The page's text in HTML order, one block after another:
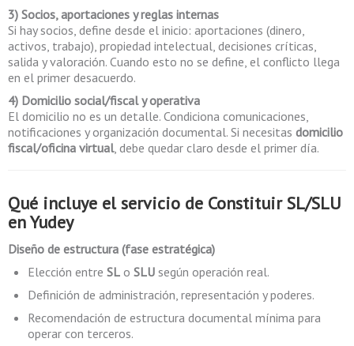
3) Socios, aportaciones y reglas internas
Si hay socios, define desde el inicio: aportaciones (dinero,
activos, trabajo), propiedad intelectual, decisiones críticas,
salida y valoración. Cuando esto no se define, el conflicto llega
en el primer desacuerdo.
4) Domicilio social/fiscal y operativa
El domicilio no es un detalle. Condiciona comunicaciones,
notificaciones y organización documental. Si necesitas domicilio
fiscal/oficina virtual, debe quedar claro desde el primer día.
Qué incluye el servicio de Constituir SL/SLU
en Yudey
Diseño de estructura (fase estratégica)
Elección entre SL o SLU según operación real.
Definición de administración, representación y poderes.
Recomendación de estructura documental mínima para
operar con terceros.